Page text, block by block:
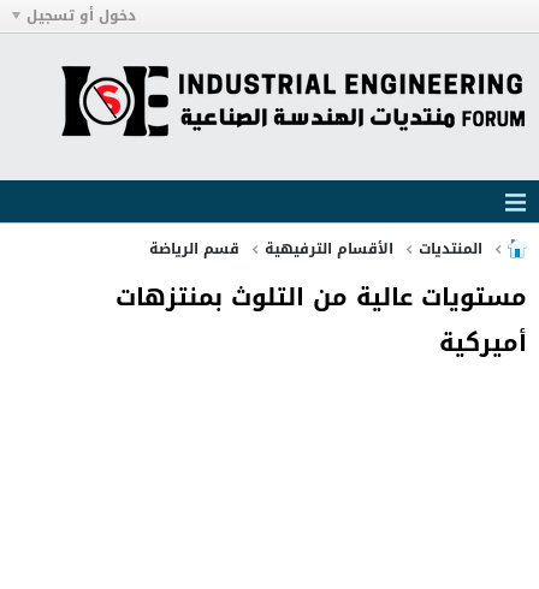
دخول أو تسجيل
المنتديات الأقسام الترفيهية قسم الرياضة
مستويات عالية من التلوث بمنتزهات
أميركية